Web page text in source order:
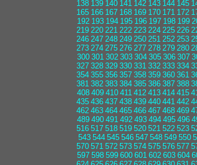
138 139 140 141 142 143 144 145
165 166 167 168 169 170 171 172
192 193 194 195 196 197 198 199
219 220 221 222 223 224 225 226
246 247 248 249 250 251 252 253
273 274 275 276 277 278 279 280
300 301 302 303 304 305 306 307
327 328 329 330 331 332 333 334
354 355 356 357 358 359 360 361
381 382 383 384 385 386 387 388
408 409 410 411 412 413 414 415
435 436 437 438 439 440 441 442
462 463 464 465 466 467 468 469
489 490 491 492 493 494 495 496
516 517 518 519 520 521 522 523
543 544 545 546 547 548 549 550
570 571 572 573 574 575 576 577
597 598 599 600 601 602 603 604